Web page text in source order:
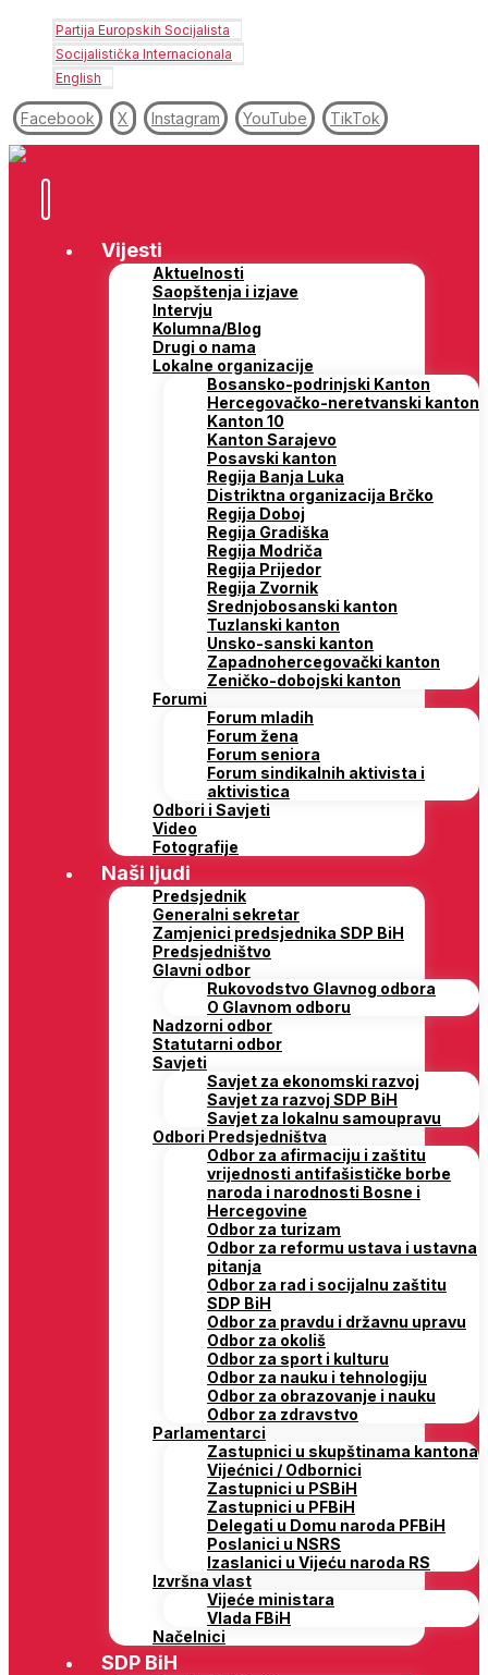
Partija Europskih Socijalista
Socijalistička Internacionala
English
Facebook X Instagram YouTube TikTok
Vijesti
Aktuelnosti
Saopštenja i izjave
Intervju
Kolumna/Blog
Drugi o nama
Lokalne organizacije
Bosansko-podrinjski Kanton
Hercegovačko-neretvanski kanton
Kanton 10
Kanton Sarajevo
Posavski kanton
Regija Banja Luka
Distriktna organizacija Brčko
Regija Doboj
Regija Gradiška
Regija Modriča
Regija Prijedor
Regija Zvornik
Srednjobosanski kanton
Tuzlanski kanton
Unsko-sanski kanton
Zapadnohercegovački kanton
Zeničko-dobojski kanton
Forumi
Forum mladih
Forum žena
Forum seniora
Forum sindikalnih aktivista i
aktivistica
Odbori i Savjeti
Video
Fotografije
Naši ljudi
Predsjednik
Generalni sekretar
Zamjenici predsjednika SDP BiH
Predsjedništvo
Glavni odbor
Rukovodstvo Glavnog odbora
O Glavnom odboru
Nadzorni odbor
Statutarni odbor
Savjeti
Savjet za ekonomski razvoj
Savjet za razvoj SDP BiH
Savjet za lokalnu samoupravu
Odbori Predsjedništva
Odbor za afirmaciju i zaštitu
vrijednosti antifašističke borbe
naroda i narodnosti Bosne i
Hercegovine
Odbor za turizam
Odbor za reformu ustava i ustavna
pitanja
Odbor za rad i socijalnu zaštitu
SDP BiH
Odbor za pravdu i državnu upravu
Odbor za okoliš
Odbor za sport i kulturu
Odbor za nauku i tehnologiju
Odbor za obrazovanje i nauku
Odbor za zdravstvo
Parlamentarci
Zastupnici u skupštinama kantona
Vijećnici / Odbornici
Zastupnici u PSBiH
Zastupnici u PFBiH
Delegati u Domu naroda PFBiH
Poslanici u NSRS
Izaslanici u Vijeću naroda RS
Izvršna vlast
Vijeće ministara
Vlada FBiH
Načelnici
SDP BiH